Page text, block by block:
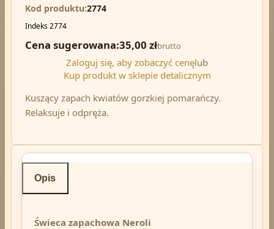
Kod produktu 2774
Indeks 2774
Cena sugerowana:35,00 złbrutto
Zaloguj się, aby zobaczyć cenęlub
Kup produkt w sklepie detalicznym
Kuszący zapach kwiatów gorzkiej pomarańczy.
Relaksuje i odpręża.
Opis
Świeca zapachowa Neroli